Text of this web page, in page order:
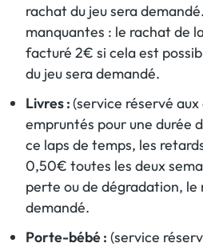
rachat du jeu sera
manquantes : le rachat de
facturé 2€ si cela est
du jeu sera demandé.
Livres :(service réservé
empruntés pour une durée
ce laps de temps, les
0,50€ toutes les deux
perte ou de dégradation, le
demandé.
Porte-bébé : (service